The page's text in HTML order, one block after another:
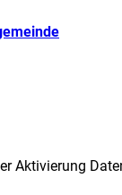
Aktivierung